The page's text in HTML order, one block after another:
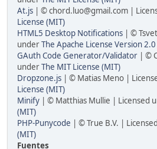
At.js | © chord.luo@gmail.com |
License (MIT)
HTML5 Desktop Notifications | ©
underThe Apache License Version 2.0
GAuth Code Generator/Validator | ©
underThe MIT License (MIT)
Dropzone.js | © Matias Meno |
License (MIT)
Minify | © Matthias Mullie | Licensed
(MIT)
PHP-Punycode | © True B.V. |
(MIT)
Fuentes